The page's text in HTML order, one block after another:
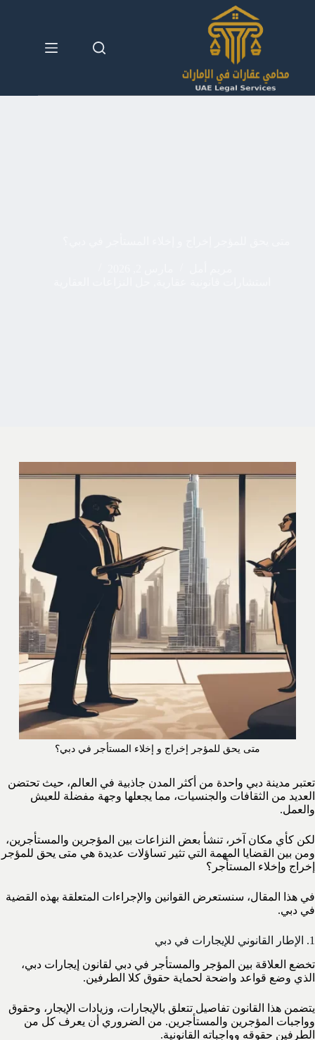
متى يحق للمؤجر إخراج و إخلاء المستأجر في دبي؟
تعتبر مدينة دبي واحدة من أكثر المدن جاذبية في العالم، حيث تحتضن
العديد من الثقافات والجنسيات، مما يجعلها وجهة مفضلة للعيش
والعمل.
لكن كأي مكان آخر، تنشأ بعض النزاعات بين المؤجرين والمستأجرين،
ومن بين القضايا المهمة التي تثير تساؤلات عديدة هي متى يحق للمؤجر
إخراج وإخلاء المستأجر؟
في هذا المقال، سنستعرض القوانين والإجراءات المتعلقة بهذه القضية
في دبي.
1. الإطار القانوني للإيجارات في دبي
تخضع العلاقة بين المؤجر والمستأجر في دبي لقانون إيجارات دبي،
الذي وضع قواعد واضحة لحماية حقوق كلا الطرفين.
يتضمن هذا القانون تفاصيل تتعلق بالإيجارات، وزيادات الإيجار، وحقوق
وواجبات المؤجرين والمستأجرين. من الضروري أن يعرف كل من
الطرفين حقوقه وواجباته القانونية.